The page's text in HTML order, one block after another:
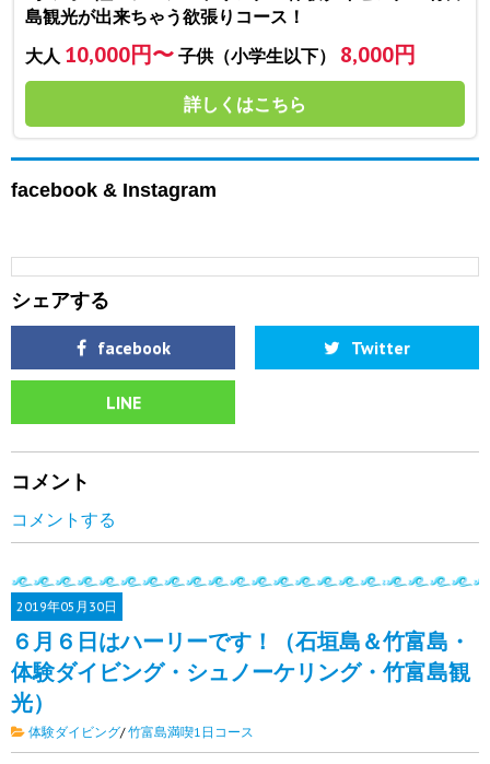
島観光が出来ちゃう欲張りコース！
大人 10,000円〜 子供（小学生以下） 8,000円
詳しくはこちら
facebook & Instagram
シェアする
facebook Twitter
LINE
コメント
コメントする
2019年05月30日
６月６日はハーリーです！（石垣島＆竹富島・
体験ダイビング・シュノーケリング・竹富島観
光）
体験ダイビング/ 竹富島満喫1日コース